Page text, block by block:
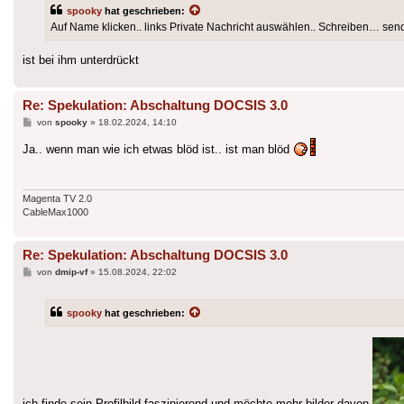
spooky hat geschrieben:
Auf Name klicken.. links Private Nachricht auswählen.. Schreiben…
ist bei ihm unterdrückt
Re: Spekulation: Abschaltung DOCSIS 3.0
Beitrag
von spooky» 18.02.2024, 14:10
Ja.. wenn man wie ich etwas blöd ist.. ist man blöd
Magenta TV 2.0
CableMax1000
Re: Spekulation: Abschaltung DOCSIS 3.0
Beitrag
von dmip-vf» 15.08.2024, 22:02
spooky hat geschrieben: